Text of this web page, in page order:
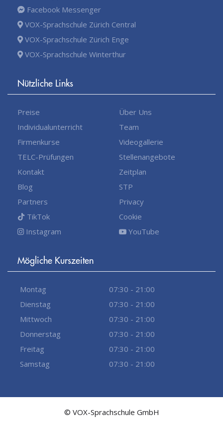
Facebook Messenger
VOX-Sprachschule Zürich Central
VOX-Sprachschule Zürich Enge
VOX-Sprachschule Winterthur
Nützliche Links
Preise
Individualunterricht
Firmenkurse
TELC-Prüfungen
Kontakt
Blog
Partners
TikTok
Instagram
Über Uns
Team
Videogallerie
Stellenangebote
Zeitplan
STP
Privacy
Cookie
YouTube
Mögliche Kurszeiten
Montag
07:30 - 21:00
Dienstag
07:30 - 21:00
Mittwoch
07:30 - 21:00
Donnerstag
07:30 - 21:00
Freitag
07:30 - 21:00
Samstag
07:30 - 21:00
© VOX-Sprachschule GmbH